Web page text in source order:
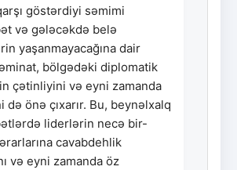
göstərdiyi səmimi
və gələcəkdə belə
yaşanmayacağına dair
bölgədəki diplomatik
çətinliyini və eyni zamanda
də önə çıxarır. Bu, beynəlxalq
liderlərin necə bir-
cavabdehlik
və eyni zamanda öz